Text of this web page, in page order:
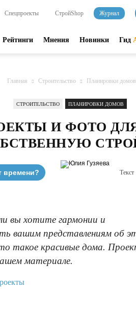
Спецпроекты СтройShop Журнал
Рейтинги Мнения Новинки Гид
Главная Строительство Планировки домов
СТРОИТЕЛЬСТВО ПЛАНИРОВКИ ДОМОВ
И ФОТО
времени? Текст
вы хотите гармонии и
вашим представлениям об
такое красивые дома.
материале.